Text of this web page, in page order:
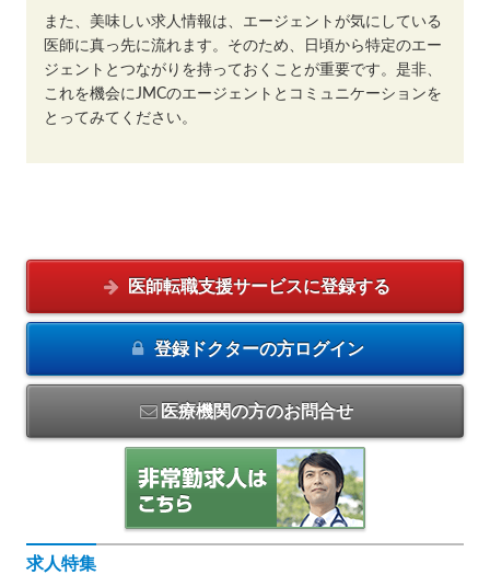
また、美味しい求人情報は、エージェントが気にしている
医師に真っ先に流れます。そのため、日頃から特定のエー
ジェントとつながりを持っておくことが重要です。是非、
これを機会にJMCのエージェントとコミュニケーションを
とってみてください。
医師転職支援サービスに登録する
登録ドクターの方ログイン
医療機関の方のお問合せ
求人特集